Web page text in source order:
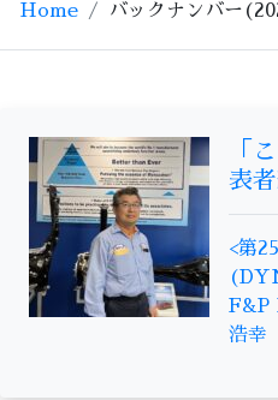
Home バックナンバー
「
表
<第
F&P
浩幸